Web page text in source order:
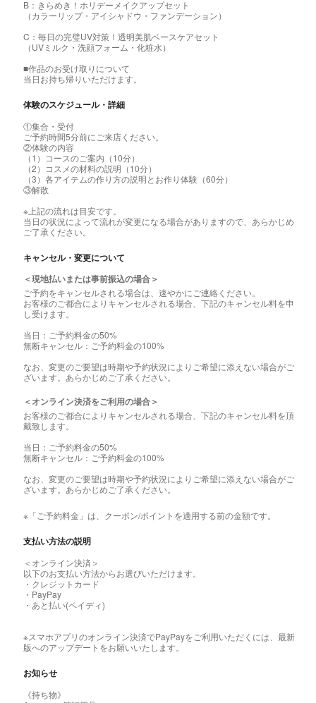
B：きらめき！ホリデーメイクアップセット
（カラーリップ・アイシャドウ・ファンデーション）
C：毎日の完璧UV対策！透明美肌ベースケアセット
（UVミルク・洗顔フォーム・化粧水）
■作品のお受け取りについて
当日お持ち帰りいただけます。
体験のスケジュール・詳細
①集合・受付
ご予約時間5分前にご来店ください。
②体験の内容
（1）コースのご案内（10分）
（2）コスメの材料の説明（10分）
（3）各アイテムの作り方の説明とお作り体験（60分）
③解散
※上記の流れは目安です。
当日の状況によって流れが変更になる場合がありますので、あらかじめ
ご了承ください。
キャンセル・変更について
＜現地払いまたは事前振込の場合＞
ご予約をキャンセルされる場合は、速やかにご連絡ください。
お客様のご都合によりキャンセルされる場合、下記のキャンセル料を申
し受けます。
当日：ご予約料金の50%
無断キャンセル：ご予約料金の100%
なお、変更のご要望は時期や予約状況によりご希望に添えない場合がご
ざいます。あらかじめご了承ください。
＜オンライン決済をご利用の場合＞
お客様のご都合によりキャンセルされる場合、下記のキャンセル料を頂
戴致します。
当日：ご予約料金の50%
無断キャンセル：ご予約料金の100%
なお、変更のご要望は時期や予約状況によりご希望に添えない場合がご
ざいます。あらかじめご了承ください。
※「ご予約料金」は、クーポン/ポイントを適用する前の金額です。
支払い方法の説明
＜オンライン決済＞
以下のお支払い方法からお選びいただけます。
・クレジットカード
・PayPay
・あと払い(ペイディ)
※スマホアプリのオンライン決済でPayPayをご利用いただくには、最新
版へのアップデートをお願いいたします。
お知らせ
《持ち物》